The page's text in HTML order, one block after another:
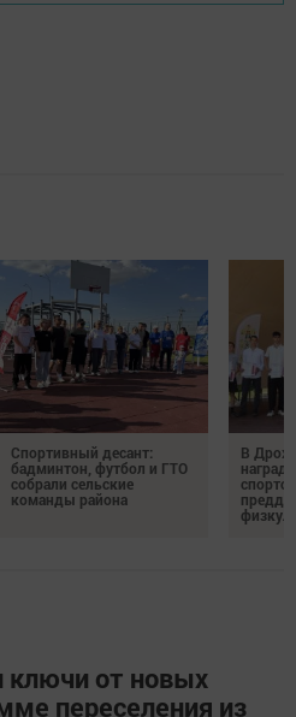
Спортивный десант:
бадминтон, футбол и ГТО
собрали сельские
команды района
В
ключи от новых
переселения из